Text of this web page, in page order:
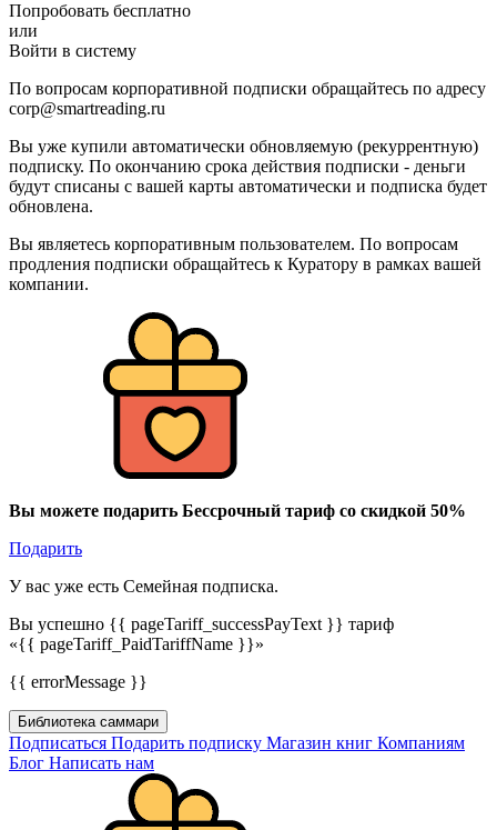
Попробовать бесплатно
или
Войти в систему
По вопросам корпоративной подписки обращайтесь по адресу
corp@smartreading.ru
Вы уже купили автоматически обновляемую (рекуррентную)
подписку. По окончанию срока действия подписки - деньги
будут списаны с вашей карты автоматически и подписка будет
обновлена.
Вы являетесь корпоративным пользователем. По вопросам
продления подписки обращайтесь к Куратору в рамках вашей
компании.
Вы можете подарить Бессрочный тариф со скидкой 50%
Подарить
У вас уже есть Семейная подписка.
Вы успешно {{ pageTariff_successPayText }} тариф
«{{ pageTariff_PaidTariffName }}»
{{ errorMessage }}
Библиотека саммари
Подписаться Подарить подписку Магазин книг Компаниям
Блог Написать нам